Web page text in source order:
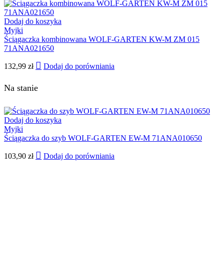
Dodaj do koszyka
Myjki
Ściągaczka kombinowana WOLF-GARTEN KW-M ZM 015
71ANA021650
132,99 zł Dodaj do porówniania
Na stanie
Dodaj do koszyka
Myjki
Ściągaczka do szyb WOLF-GARTEN EW-M 71ANA010650
103,90 zł Dodaj do porówniania